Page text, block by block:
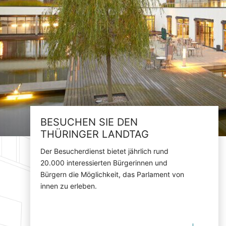
BESUCHEN SIE DEN
THÜRINGER LANDTAG
Der Besucherdienst bietet jährlich rund
20.000 interessierten Bürgerinnen und
Bürgern die Möglichkeit, das Parlament von
innen zu erleben.